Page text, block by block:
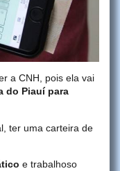
a CNH, pois ela vai
do Piauí para
ter uma carteira de
e trabalhoso